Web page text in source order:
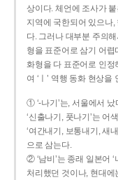
상이다. 체언에 조사가
지역에 국한되어 있으나,
다. 그러나 대부분 주의
형을 표준어로 삼기 어
화형을 다 표준어로 인
여 ‘ㅣ’ 역행 동화 현상
① ‘-나기’는, 서울에서
‘신출나기, 풋나기’는 어
‘여간내기, 보통내기, 새
으로 삼는다.
② ‘남비’는 종래 일본어
처리했던 것이나, 현대에